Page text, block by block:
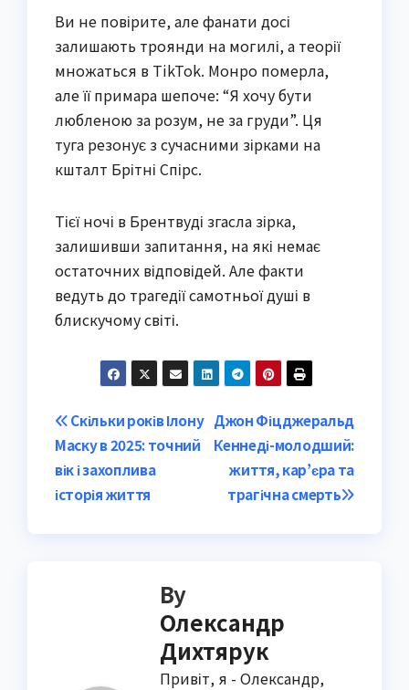
Ви не повірите, але фанати досі
залишають троянди на могилі, а теорії
множаться в TikTok. Монро померла,
але її примара шепоче: “Я хочу бути
любленою за розум, не за груди”. Ця
туга резонує з сучасними зірками на
кшталт Брітні Спірс.
Тієї ночі в Брентвуді згасла зірка,
залишивши запитання, на які немає
остаточних відповідей. Але факти
ведуть до трагедії самотньої душі в
блискучому світі.
Post
navigation
Джон Фіцджеральд
Кеннеді-молодший:
життя, кар’єра та
трагічна смерть
Скільки років Ілону
Маску в 2025: точний
вік і захоплива
історія життя
By
Олександр
Дихтярук
Привіт, я - Олександр,